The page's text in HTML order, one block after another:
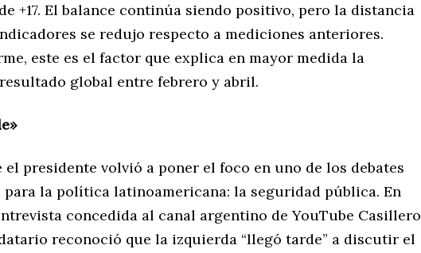
+17. El balance continúa siendo positivo, pero la distancia
se redujo respecto a mediciones anteriores.
este es el factor que explica en mayor medida la
global entre febrero y abril.
presidente volvió a poner el foco en uno de los debates
para la política latinoamericana: la seguridad pública. En
concedida al canal argentino de YouTube Casillero
reconoció que la izquierda “llegó tarde” a discutir el